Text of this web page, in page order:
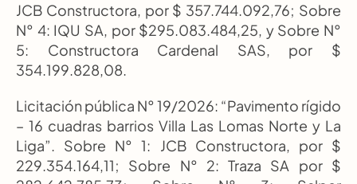
JCB Constructora, por $ 357.744.092,76; Sobre
N° 4: IQU SA, por $295.083.484,25, y Sobre N°
5: Constructora Cardenal SAS, por $
354.199.828,08.
Licitación pública N° 19/2026: “Pavimento rígido
– 16 cuadras barrios Villa Las Lomas Norte y La
Liga”. Sobre N° 1: JCB Constructora, por $
229.354.164,11; Sobre N° 2: Traza SA por $